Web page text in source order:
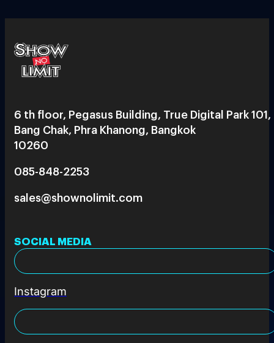
6 th floor, Pegasus Building, True Digital Park 101,
Bang Chak, Phra Khanong, Bangkok
10260
085-848-2253
sales@shownolimit.com
SOCIAL MEDIA
Instagram